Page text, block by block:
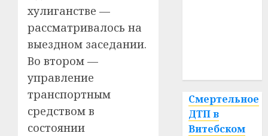
хулиганстве —
рассматривалось на
выездном заседании.
Во втором —
управление
транспортным
средством в
состоянии
Смертельное
ДТП в
Витебском